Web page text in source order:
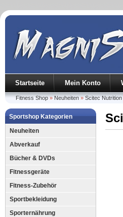
Startseite Mein Konto
Fitness Shop»Neuheiten»Scitec
Sportshop Kategorien
Neuheiten
Abverkauf
Bücher & DVDs
Fitnessgeräte
Fitness-Zubehör
Sportbekleidung
Sporternährung